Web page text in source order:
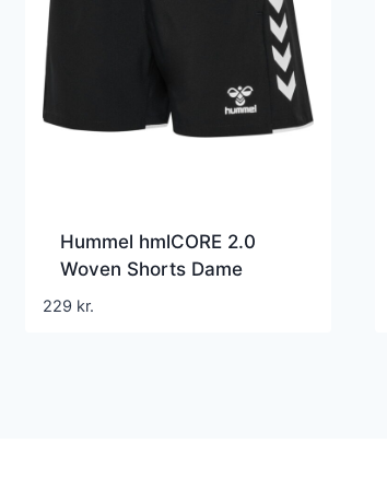
Hummel hmlCORE 2.0
Woven Shorts Dame
229 kr.